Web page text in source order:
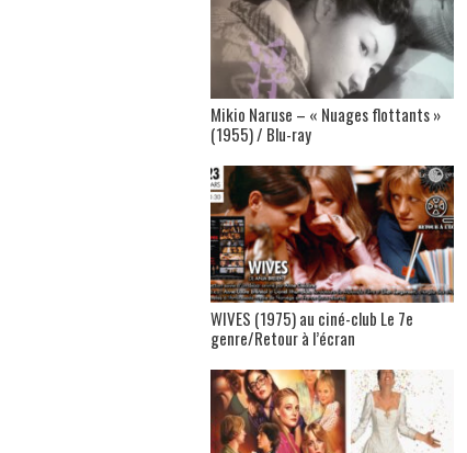
Mikio Naruse – « Nuages flottants »
(1955) / Blu-ray
WIVES (1975) au ciné-club Le 7e
genre/Retour à l’écran